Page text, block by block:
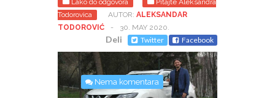
Lako do odgovora
Pitajte Aleksandra
Todorovica
AUTOR: ALEKSANDAR
TODOROVIĆ
- 30. MAY 2020.
Deli Twitter Facebook
Nema komentara